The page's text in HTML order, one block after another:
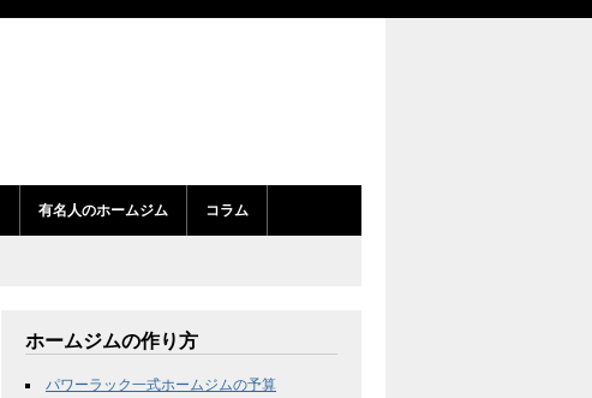
有名人のホームジム コラム
ホームジムの作り方
パワーラック一式ホームジムの予算